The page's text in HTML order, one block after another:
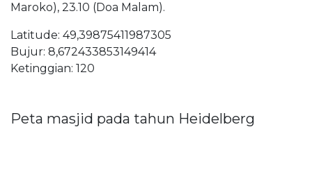
Maroko), 23.10 (Doa Malam).
Latitude: 49,39875411987305
Bujur: 8,672433853149414
Ketinggian: 120
Peta masjid pada tahun Heidelberg